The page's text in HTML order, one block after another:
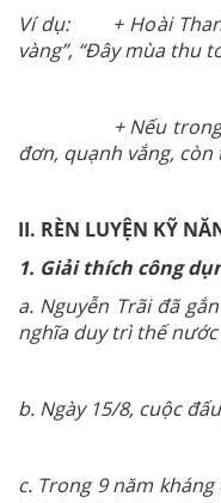
Ví dụ: + Hoài Thanh
vàng”, “Đây mùa thu
+ Nếu trong
đơn, quạnh vắng,
II. RÈN LUYỆN KỸ
1. Giải thích công
a. Nguyễn Trãi đã
nghĩa duy trì thế nước
b. Ngày 15/8, cuộc
c. Trong 9 năm